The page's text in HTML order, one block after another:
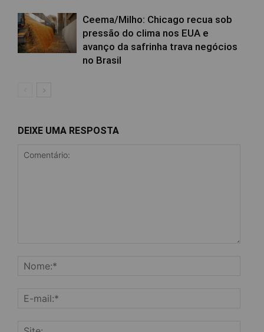
Ceema/Milho: Chicago recua sob
pressão do clima nos EUA e
avanço da safrinha trava negócios
no Brasil
DEIXE UMA RESPOSTA